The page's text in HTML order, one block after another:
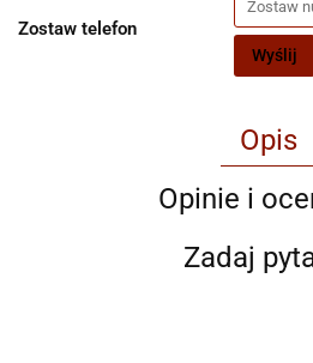
Zostaw telefon
Wyślij
Opis
Opinie i
Zadaj